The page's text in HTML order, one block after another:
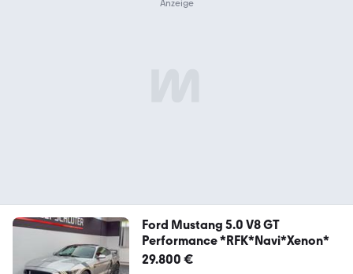
Ford Mustang 5.0 V8 GT
Performance *RFK*Navi*Xenon*
29.800 €